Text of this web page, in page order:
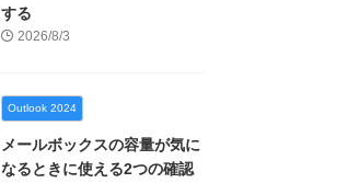
する
2026/8/3
Outlook 2024
メールボックスの容量が気に
なるときに使える2つの確認